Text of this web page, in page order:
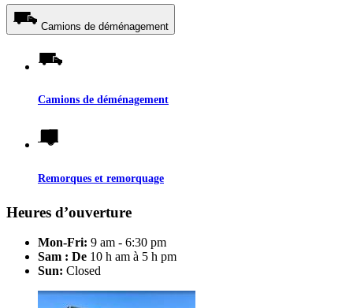
Camions de déménagement
Camions de déménagement
Remorques et remorquage
Heures d’ouverture
Mon-Fri: 9 am - 6:30 pm
Sam : De 10 h am à 5 h pm
Sun: Closed